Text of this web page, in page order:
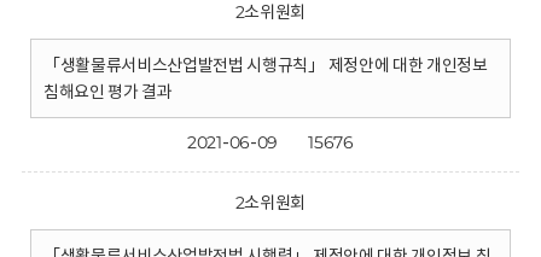
2소위원회
「생활물류서비스산업발전법 시행규칙」 제정안에 대한 개인정보
침해요인 평가 결과
2021-06-09 15676
2소위원회